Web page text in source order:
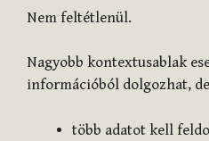
Nem feltétlenül.
Nagyobb kontextusablak
információból dolgozhat,
több adatot kell